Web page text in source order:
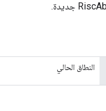
النطاق الحالي